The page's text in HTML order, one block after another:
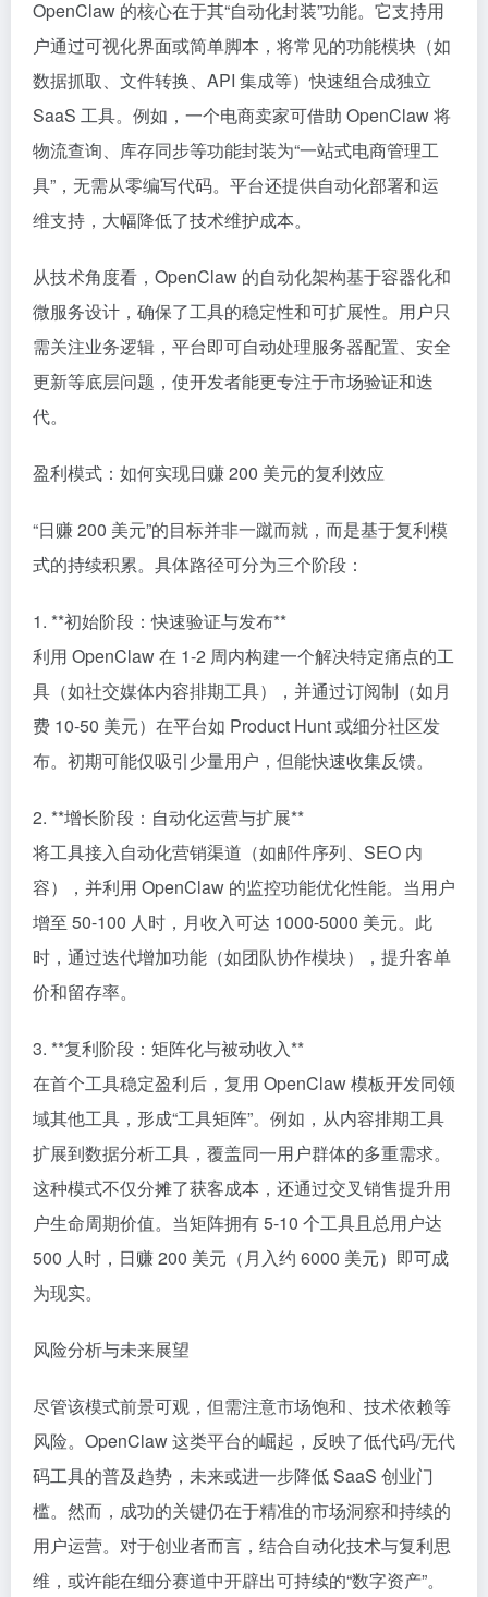
OpenClaw 的核心在于其“自动化封装”功能。它支持用
户通过可视化界面或简单脚本，将常见的功能模块（如
数据抓取、文件转换、API 集成等）快速组合成独立
SaaS 工具。例如，一个电商卖家可借助 OpenClaw 将
物流查询、库存同步等功能封装为“一站式电商管理工
具”，无需从零编写代码。平台还提供自动化部署和运
维支持，大幅降低了技术维护成本。
从技术角度看，OpenClaw 的自动化架构基于容器化和
微服务设计，确保了工具的稳定性和可扩展性。用户只
需关注业务逻辑，平台即可自动处理服务器配置、安全
更新等底层问题，使开发者能更专注于市场验证和迭
代。
盈利模式：如何实现日赚 200 美元的复利效应
“日赚 200 美元”的目标并非一蹴而就，而是基于复利模
式的持续积累。具体路径可分为三个阶段：
1. **初始阶段：快速验证与发布**
利用 OpenClaw 在 1-2 周内构建一个解决特定痛点的工
具（如社交媒体内容排期工具），并通过订阅制（如月
费 10-50 美元）在平台如 Product Hunt 或细分社区发
布。初期可能仅吸引少量用户，但能快速收集反馈。
2. **增长阶段：自动化运营与扩展**
将工具接入自动化营销渠道（如邮件序列、SEO 内
容），并利用 OpenClaw 的监控功能优化性能。当用户
增至 50-100 人时，月收入可达 1000-5000 美元。此
时，通过迭代增加功能（如团队协作模块），提升客单
价和留存率。
3. **复利阶段：矩阵化与被动收入**
在首个工具稳定盈利后，复用 OpenClaw 模板开发同领
域其他工具，形成“工具矩阵”。例如，从内容排期工具
扩展到数据分析工具，覆盖同一用户群体的多重需求。
这种模式不仅分摊了获客成本，还通过交叉销售提升用
户生命周期价值。当矩阵拥有 5-10 个工具且总用户达
500 人时，日赚 200 美元（月入约 6000 美元）即可成
为现实。
风险分析与未来展望
尽管该模式前景可观，但需注意市场饱和、技术依赖等
风险。OpenClaw 这类平台的崛起，反映了低代码/无代
码工具的普及趋势，未来或进一步降低 SaaS 创业门
槛。然而，成功的关键仍在于精准的市场洞察和持续的
用户运营。对于创业者而言，结合自动化技术与复利思
维，或许能在细分赛道中开辟出可持续的“数字资产”。